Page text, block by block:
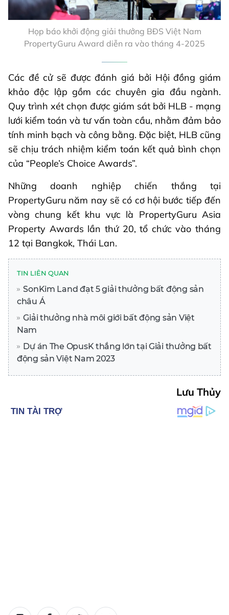
Họp báo khởi động giải thưởng BĐS Việt Nam
PropertyGuru Award diễn ra vào tháng 4-2025
Các đề cử sẽ được đánh giá bởi Hội đồng giám
khảo độc lập gồm các chuyên gia đầu ngành.
Quy trình xét chọn được giám sát bởi HLB - mạng
lưới kiểm toán và tư vấn toàn cầu, nhằm đảm bảo
tính minh bạch và công bằng. Đặc biệt, HLB cũng
sẽ chịu trách nhiệm kiểm toán kết quả bình chọn
của “People’s Choice Awards”.
Những doanh nghiệp chiến thắng tại
PropertyGuru năm nay sẽ có cơ hội bước tiếp đến
vòng chung kết khu vực là PropertyGuru Asia
Property Awards lần thứ 20, tổ chức vào tháng
12 tại Bangkok, Thái Lan.
TIN LIÊN QUAN
SonKim Land đạt 5 giải thưởng bất động sản
châu Á
Giải thưởng nhà môi giới bất động sản Việt
Nam
Dự án The OpusK thắng lớn tại Giải thưởng bất
động sản Việt Nam 2023
Lưu Thủy